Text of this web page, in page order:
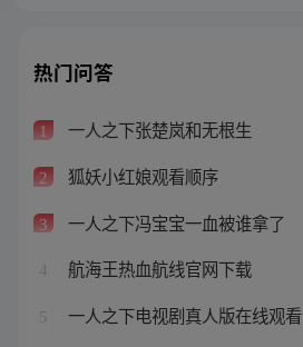
热门问答
1 一人之下张楚岚和无根生
2 狐妖小红娘观看顺序
3 一人之下冯宝宝一血被谁拿了
4 航海王热血航线官网下载
5 一人之下电视剧真人版在线观看